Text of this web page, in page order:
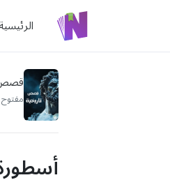
قصص
مفتوح